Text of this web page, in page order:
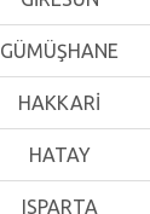
GÜMÜŞHANE
HAKKARİ
HATAY
ISPARTA